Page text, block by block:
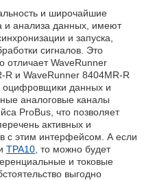
и широчайшие
и анализа данных, имеют
и запуска,
сигналов. Это
отличает WaveRunner
R и WaveRunner 8404MR-R
оцифровщики данных и
аналоговые каналы
ProBus, что позволяет
активных и
с этим интерфейсом. А если
TPA10 , то можно будет
и токовые
выгодно